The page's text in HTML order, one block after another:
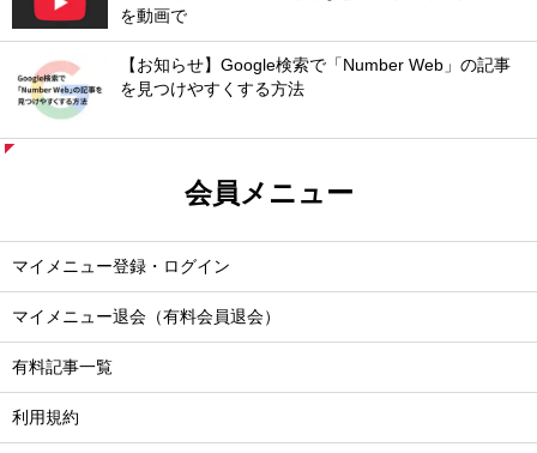
を動画で
【お知らせ】Google検索で「Number Web」の記事
を見つけやすくする方法
会員メニュー
マイメニュー登録・ログイン
マイメニュー退会（有料会員退会）
有料記事一覧
利用規約